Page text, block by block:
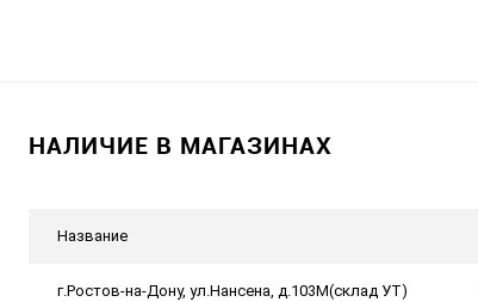
НАЛИЧИЕ В МАГАЗИНАХ
Название
г.Ростов-на-Дону, ул.Нансена, д.103М(склад УТ)